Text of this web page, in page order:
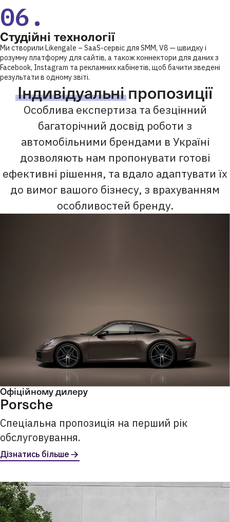
06.
Студійні технології
Ми створили Likengale – SaaS-сервіс для SMM, V8 — швидку і
розумну платформу для сайтів, а також коннектори для даних з
Facebook, Instagram та рекламних кабінетів, щоб бачити зведені
результати в одному звіті.
Індивідуальніпропозиції
Особлива експертиза та безцінний
багаторічний досвід роботи з
автомобільними брендами в Україні
дозволяють нам пропонувати готові
ефективні рішення, та вдало адаптувати їх
до вимог вашого бізнесу, з врахуванням
особливостей бренду.
Офіційному дилеру
Porsche
Спеціальна пропозиція на перший рік
обслуговування.
Дізнатись більше